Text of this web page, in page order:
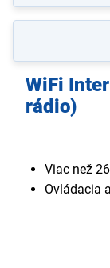
WiFi
rádio)
Viac než
Ovládacia